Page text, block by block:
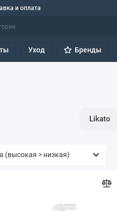
и оплата
Уход Бренды
Likato